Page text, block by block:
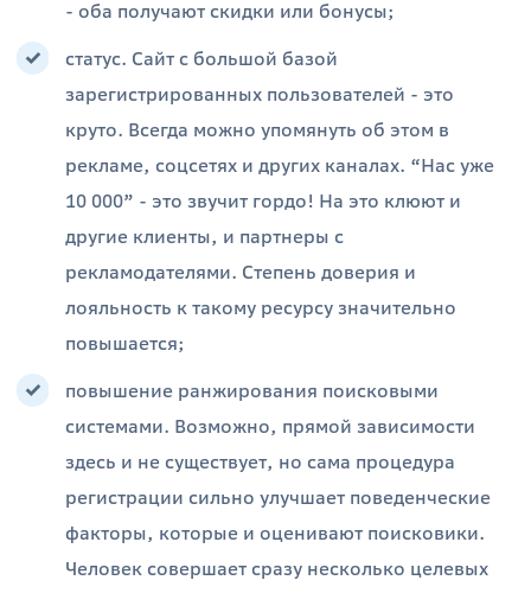
- оба получают скидки или бонусы;
статус. Сайт с большой базой
зарегистрированных пользователей - это
круто. Всегда можно упомянуть об этом в
рекламе, соцсетях и других каналах. “Нас уже
10 000” - это звучит гордо! На это клюют и
другие клиенты, и партнеры с
рекламодателями. Степень доверия и
лояльность к такому ресурсу значительно
повышается;
повышение ранжирования поисковыми
системами. Возможно, прямой зависимости
здесь и не существует, но сама процедура
регистрации сильно улучшает поведенческие
факторы, которые и оценивают поисковики.
Человек совершает сразу несколько целевых